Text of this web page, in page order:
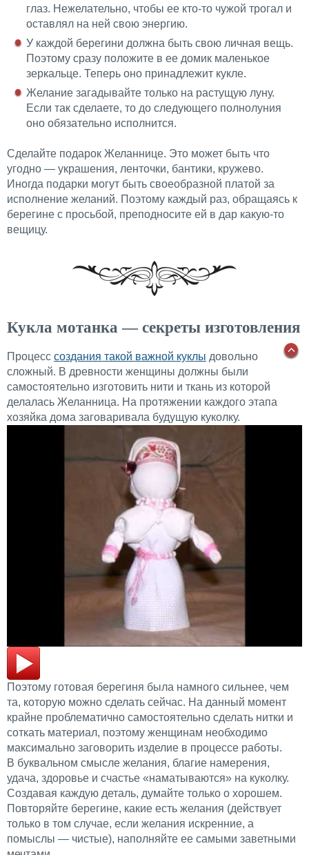
глаз. Нежелательно, чтобы ее кто-то чужой трогал и
оставлял на ней свою энергию.
У каждой берегини должна быть свою личная вещь.
Поэтому сразу положите в ее домик маленькое
зеркальце. Теперь оно принадлежит кукле.
Желание загадывайте только на растущую луну.
Если так сделаете, то до следующего полнолуния
оно обязательно исполнится.
Сделайте подарок Желаннице. Это может быть что
угодно — украшения, ленточки, бантики, кружево.
Иногда подарки могут быть своеобразной платой за
исполнение желаний. Поэтому каждый раз, обращаясь к
берегине с просьбой, преподносите ей в дар какую-то
вещицу.
Кукла мотанка — секреты изготовления
Процесс создания такой важной куклы довольно
сложный. В древности женщины должны были
самостоятельно изготовить нити и ткань из которой
делалась Желанница. На протяжении каждого этапа
хозяйка дома заговаривала будущую куколку.
Поэтому готовая берегиня была намного сильнее, чем
та, которую можно сделать сейчас. На данный момент
крайне проблематично самостоятельно сделать нитки и
соткать материал, поэтому женщинам необходимо
максимально заговорить изделие в процессе работы.
В буквальном смысле желания, благие намерения,
удача, здоровье и счастье «наматываются» на куколку.
Создавая каждую деталь, думайте только о хорошем.
Повторяйте берегине, какие есть желания (действует
только в том случае, если желания искренние, а
помыслы — чистые), наполняйте ее самыми заветными